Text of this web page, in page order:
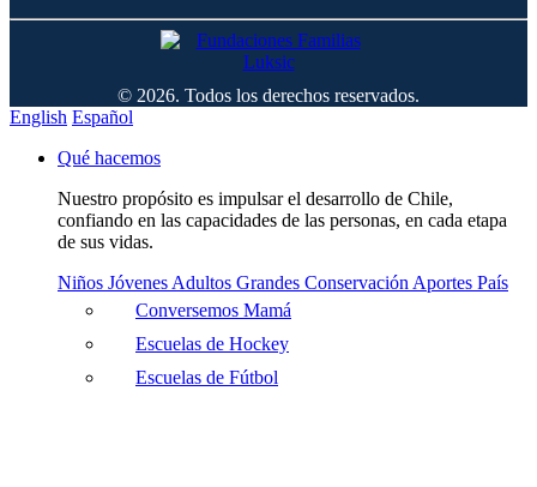
© 2026. Todos los derechos reservados.
English Español
Qué hacemos
Nuestro propósito es impulsar el desarrollo de Chile,
confiando en las capacidades de las personas, en cada etapa
de sus vidas.
Niños Jóvenes Adultos Grandes Conservación Aportes País
Conversemos Mamá
Escuelas de Hockey
Escuelas de Fútbol